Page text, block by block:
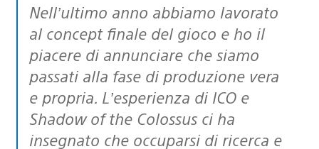
Nell’ultimo anno abbiamo lavorato
al concept finale del gioco e ho il
piacere di annunciare che siamo
passati alla fase di produzione vera
e propria. L’esperienza di ICO e
Shadow of the Colossus ci ha
insegnato che occuparsi di ricerca e